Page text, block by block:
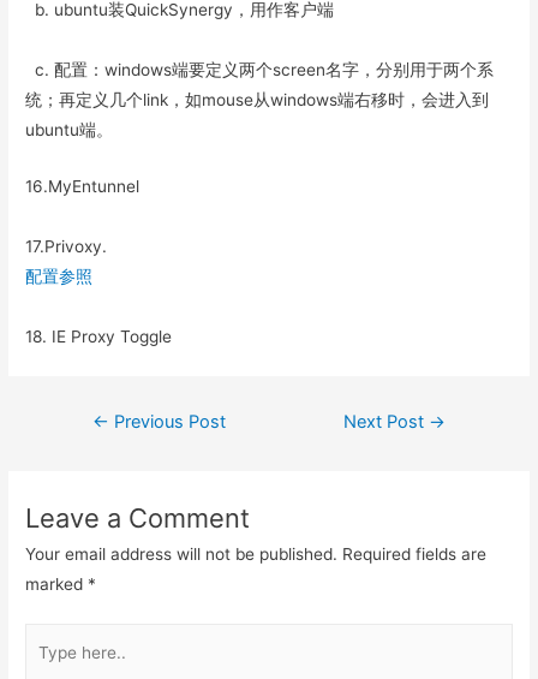
b. ubuntu装QuickSynergy，用作客户端
c. 配置：windows端要定义两个screen名字，分别用于两个系
统；再定义几个link，如mouse从windows端右移时，会进入到
ubuntu端。
16.MyEntunnel
17.Privoxy.
配置参照
18. IE Proxy Toggle
Post
← Previous Post Next Post →
Leave a Comment
Your email address will not be published. Required fields are
marked *
here..